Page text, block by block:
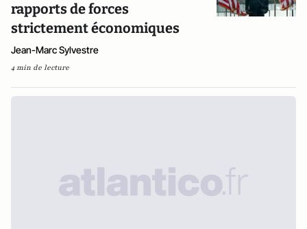
rapports de forces
strictement économiques
Jean-Marc Sylvestre
4 min de lecture